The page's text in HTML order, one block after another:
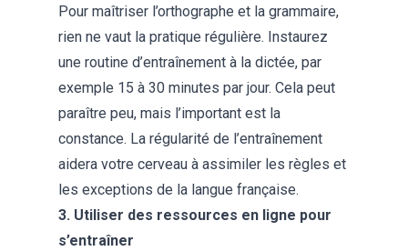
Pour maîtriser l’orthographe et la grammaire,
rien ne vaut la pratique régulière. Instaurez
une routine d’entraînement à la dictée, par
exemple 15 à 30 minutes par jour. Cela peut
paraître peu, mais l’important est la
constance. La régularité de l’entraînement
aidera votre cerveau à assimiler les règles et
les exceptions de la langue française.
3. Utiliser des ressources en ligne pour
s’entraîner